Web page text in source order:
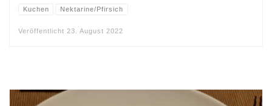
Kuchen Nektarine/Pfirsich
Veröffentlicht 23. August 2022